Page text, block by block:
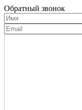
Обратный звонок